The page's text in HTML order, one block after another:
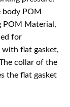
body POM
POM Material,
for
flat gasket,
collar of the
the flat gasket